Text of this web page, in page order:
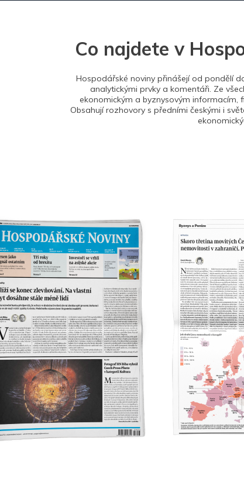
Co najdete v
Hospodářské noviny přinášejí od pondělí
analytickými prvky a komentáři. Ze
ekonomickým a byznysovým informacím,
Obsahují rozhovory s předními českými i